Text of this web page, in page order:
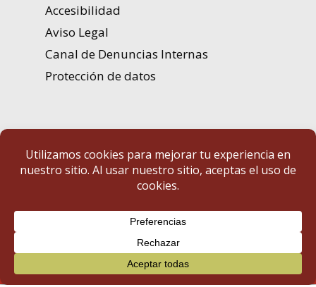
Accesibilidad
Aviso Legal
Canal de Denuncias Internas
Protección de datos
Portal de Transparencia | Diputación de Badajoz